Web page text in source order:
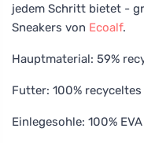
jedem Schritt bietet -
Sneakers von Ecoalf.
Hauptmaterial: 59%
Futter: 100%
Einlegesohle: 100% EVA